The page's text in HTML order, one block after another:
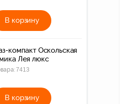
В корзину
компакт Оскольская
Лея люкс
7413
В корзину